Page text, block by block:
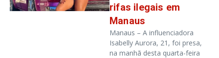
rifas ilegais em
Manaus
Manaus – A influenciadora
Isabelly Aurora, 21, foi presa,
na manhã desta quarta-feira